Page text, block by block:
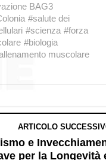
BAG3
#salute dei
#scienza #forza
#biologia
muscolare
ARTICOLO
e
per la Longevità